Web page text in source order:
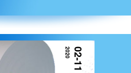
02-11
2020